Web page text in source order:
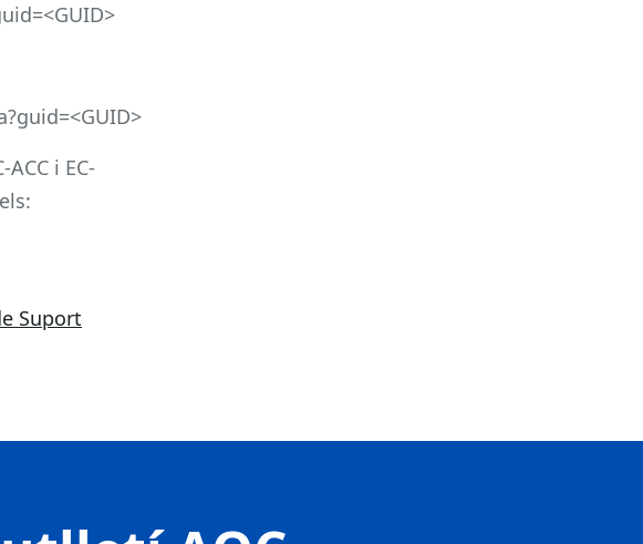
i EC-
Suport